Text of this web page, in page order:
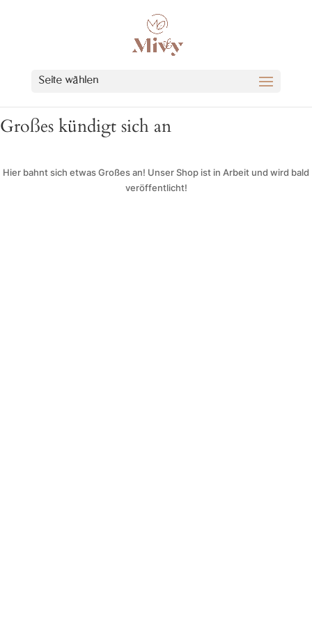
Seite wählen
Großes kündigt sich an
Hier bahnt sich etwas Großes an! Unser Shop ist in Arbeit und wird bald
veröffentlicht!